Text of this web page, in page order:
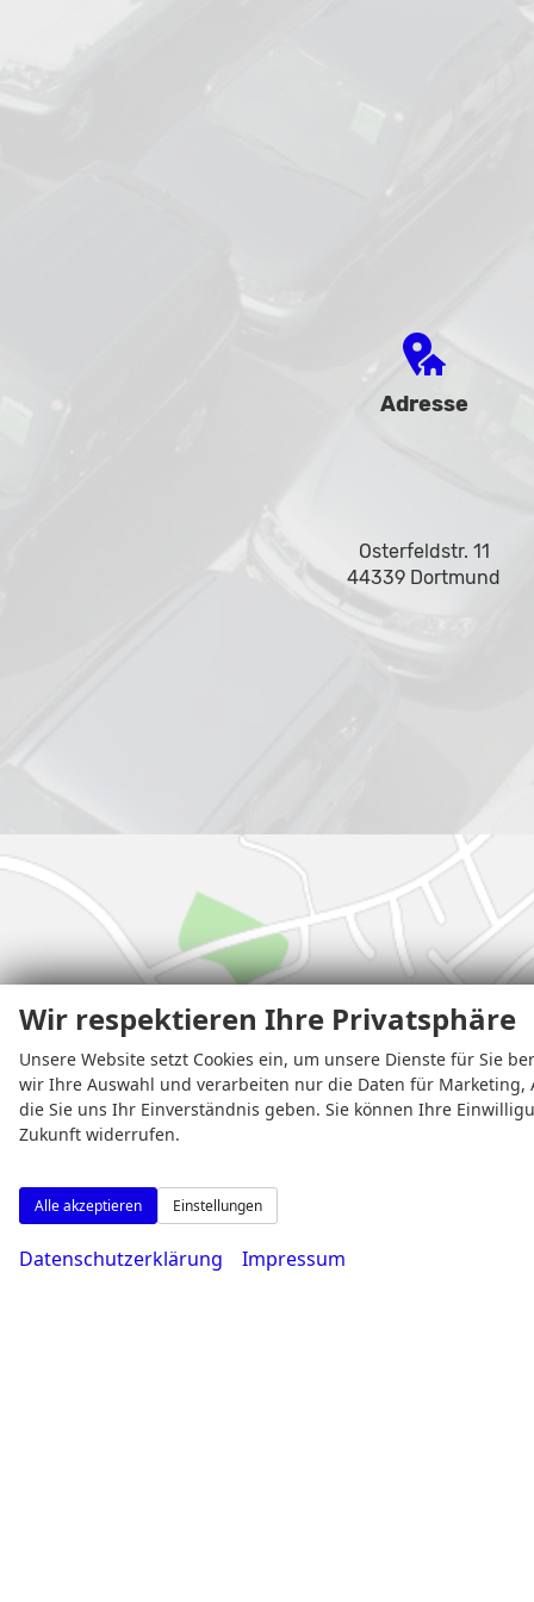
Adresse
Osterfeldstr. 11
44339 Dortmund
Wir respektieren Ihre Privatsphäre
Unsere Website setzt Cookies ein, um unsere Dienste für Sie
wir Ihre Auswahl und verarbeiten nur die Daten für Marketing,
die Sie uns Ihr Einverständnis geben. Sie können Ihre
Zukunft widerrufen.
Alle akzeptieren Einstellungen
Datenschutzerklärung Impressum